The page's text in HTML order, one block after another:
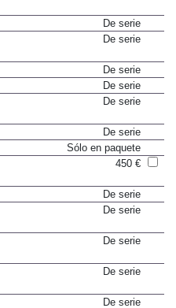
De serie
De serie
De serie
De serie
De serie
De serie
Sólo en paquete
450 €
De serie
De serie
De serie
De serie
De serie